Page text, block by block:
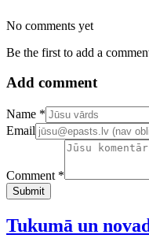
No comments yet
Be the first to add a
Add comment
Confirm your email address
Name *
Email
Comment *
Submit
Tukumā un